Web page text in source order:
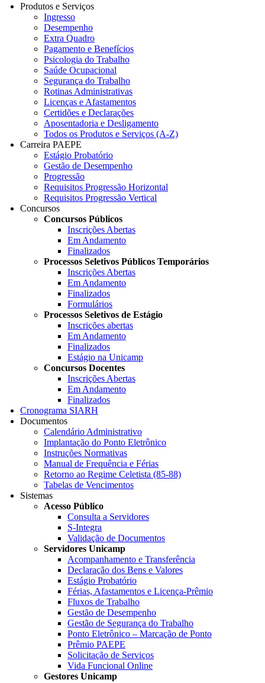
Produtos e Serviços
Ingresso
Desempenho
Extra Quadro
Pagamento e Benefícios
Psicologia do Trabalho
Saúde Ocupacional
Segurança do Trabalho
Rotinas Administrativas
Licenças e Afastamentos
Certidões e Declarações
Aposentadoria e Desligamento
Todos os Produtos e Serviços (A-Z)
Carreira PAEPE
Estágio Probatório
Gestão de Desempenho
Progressão
Requisitos Progressão Horizontal
Requisitos Progressão Vertical
Concursos
Concursos Públicos
Inscrições Abertas
Em Andamento
Finalizados
Processos Seletivos Públicos Temporários
Inscrições Abertas
Em Andamento
Finalizados
Formulários
Processos Seletivos de Estágio
Inscrições abertas
Em Andamento
Finalizados
Estágio na Unicamp
Concursos Docentes
Inscrições Abertas
Em Andamento
Finalizados
Cronograma SIARH
Documentos
Calendário Administrativo
Implantação do Ponto Eletrônico
Instruções Normativas
Manual de Frequência e Férias
Retorno ao Regime Celetista (85-88)
Tabelas de Vencimentos
Sistemas
Acesso Público
Consulta a Servidores
S-Integra
Validação de Documentos
Servidores Unicamp
Acompanhamento e Transferência
Declaração dos Bens e Valores
Estágio Probatório
Férias, Afastamentos e Licença-Prêmio
Fluxos de Trabalho
Gestão de Desempenho
Gestão de Segurança do Trabalho
Ponto Eletrônico – Marcação de Ponto
Prêmio PAEPE
Solicitação de Serviços
Vida Funcional Online
Gestores Unicamp